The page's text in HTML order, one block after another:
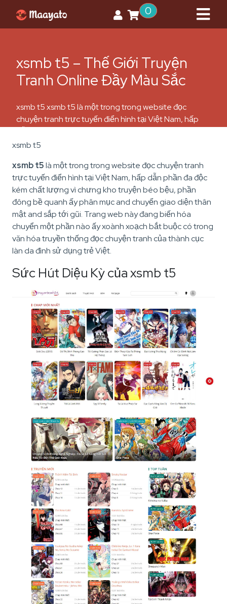
0
xsmb t5 – Thế Giới Truyện
Tranh Online Đầy Màu Sắc
xsmb t5 xsmb t5 là một trong trong website đọc
chuyện tranh trực tuyến điển hình tại Việt Nam, hấp
béo bệu, phần đông bề quanh ấy phân mục and
này đang biến […]
xsmb t5
xsmb t5là một trong trong website đọc chuyện tranh
trực tuyến điển hình tại Việt Nam, hấp dẫn phần đa độc
kém chất lượng vì chưng kho truyện béo bệu, phần
đông bề quanh ấy phân mục and chuyển giao diện thân
mật and sắp tới gũi. Trang web này đang biến hóa
chuyển một phần nào ấy xoành xoạch bắt buộc có trong
văn hóa truyền thống đọc chuyện tranh của thành cục
làn da đình sử dụng trẻ Việt.
Sức Hút Diệu Kỳ của xsmb t5